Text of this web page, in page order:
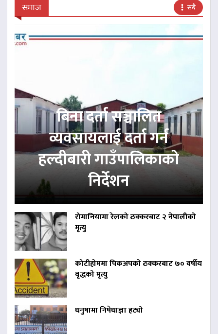
समाज सबै
बिना दर्ता सञ्चालित
व्यवसायलाई दर्ता गर्न
हल्दीबारी गाउँपालिकाको
निर्देशन
रोमानियामा रेलको ठक्करबाट २ नेपालीको
मृत्यु
कोटीहोममा पिकअपको ठक्करबाट ७० वर्षीय
वृद्धको मृत्यु
धनुषामा निषेधाज्ञा हट्यो